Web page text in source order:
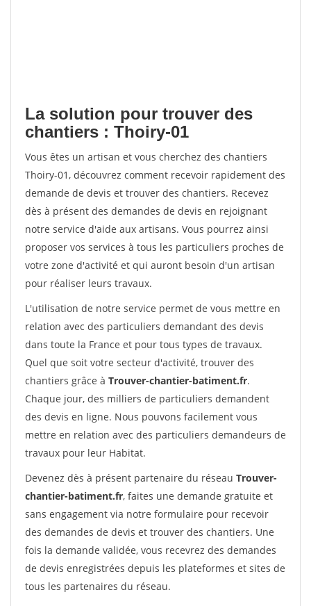
La solution pour trouver des
chantiers : Thoiry-01
Vous êtes un artisan et vous cherchez des chantiers
Thoiry-01, découvrez comment recevoir rapidement des
demande de devis et trouver des chantiers. Recevez
dès à présent des demandes de devis en rejoignant
notre service d'aide aux artisans. Vous pourrez ainsi
proposer vos services à tous les particuliers proches de
votre zone d'activité et qui auront besoin d'un artisan
pour réaliser leurs travaux.
L'utilisation de notre service permet de vous mettre en
relation avec des particuliers demandant des devis
dans toute la France et pour tous types de travaux.
Quel que soit votre secteur d'activité, trouver des
chantiers grâce à Trouver-chantier-batiment.fr.
Chaque jour, des milliers de particuliers demandent
des devis en ligne. Nous pouvons facilement vous
mettre en relation avec des particuliers demandeurs de
travaux pour leur Habitat.
Devenez dès à présent partenaire du réseau Trouver-
chantier-batiment.fr, faites une demande gratuite et
sans engagement via notre formulaire pour recevoir
des demandes de devis et trouver des chantiers. Une
fois la demande validée, vous recevrez des demandes
de devis enregistrées depuis les plateformes et sites de
tous les partenaires du réseau.